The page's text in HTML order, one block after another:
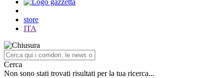
store
ITA
Cerca
Non sono stati trovati risultati per la tua ricerca...